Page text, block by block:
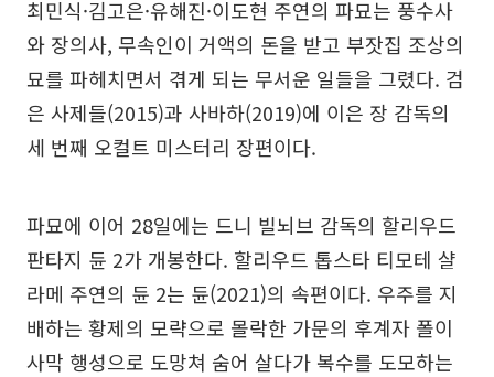
최민식·김고은·유해진·이도현 주연의 파묘는 풍수사
와 장의사, 무속인이 거액의 돈을 받고 부잣집 조상의
묘를 파헤치면서 겪게 되는 무서운 일들을 그렸다. 검
은 사제들(2015)과 사바하(2019)에 이은 장 감독의
세 번째 오컬트 미스터리 장편이다.
파묘에 이어 28일에는 드니 빌뇌브 감독의 할리우드
판타지 듄 2가 개봉한다. 할리우드 톱스타 티모테 샬
라메 주연의 듄 2는 듄(2021)의 속편이다. 우주를 지
배하는 황제의 모략으로 몰락한 가문의 후계자 폴이
사막 행성으로 도망쳐 숨어 살다가 복수를 도모하는